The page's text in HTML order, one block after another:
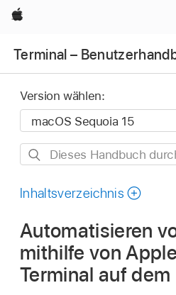
Apple
Terminal –
Version wählen:
Dieses
durchsuchen
Inhaltsverzeichnis
Automatisieren
mithilfe von
Terminal auf